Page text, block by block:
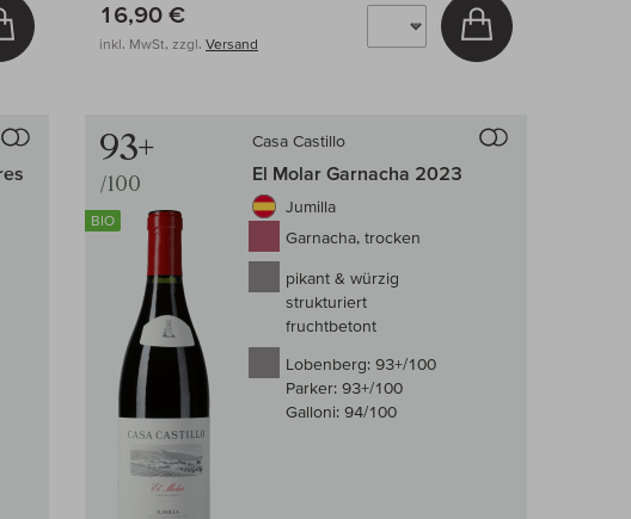
In den Warenkorb
16,90 €
inkl. MwSt, zzgl. Versand
In den
93+
/100
BIO
Casa Castillo
El Molar Garnacha 2023
Jumilla
Garnacha, trocken
pikant & würzig
strukturiert
fruchtbetont
Lobenberg: 93+/100
Parker: 93+/100
Galloni: 94/100